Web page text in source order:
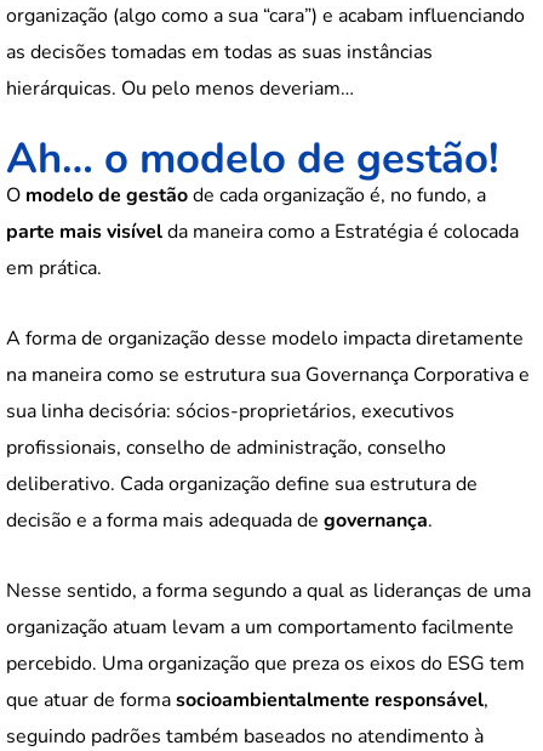
organização (algo como a sua “cara”) e acabam influenciando
as decisões tomadas em todas as suas instâncias
hierárquicas. Ou pelo menos deveriam…
Ah… o modelo de gestão!
O modelo de gestãode cada organização é, no fundo, a
parte mais visívelda maneira como a Estratégia é colocada
em prática.
A forma de organização desse modelo impacta diretamente
na maneira como se estrutura sua Governança Corporativa e
sua linha decisória: sócios-proprietários, executivos
profissionais, conselho de administração, conselho
deliberativo. Cada organização define sua estrutura de
decisão e a forma mais adequada de governança.
Nesse sentido, a forma segundo a qual as lideranças de uma
organização atuam levam a um comportamento facilmente
percebido. Uma organização que preza os eixos do ESG tem
que atuar de formasocioambientalmente responsável,
seguindo padrões também baseados no atendimento à